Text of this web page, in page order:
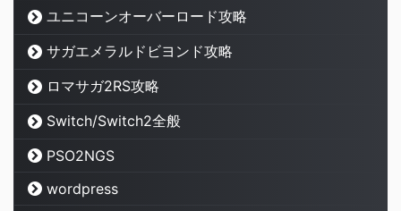
ユニコーンオーバーロード攻略
サガエメラルドビヨンド攻略
ロマサガ2RS攻略
Switch/Switch2全般
PSO2NGS
wordpress